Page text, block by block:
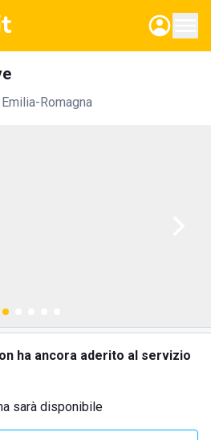
Emilia-Romagna
ha ancora aderito al servizio
sarà disponibile